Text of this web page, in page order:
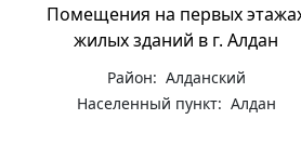
Помещения на первых
жилых зданий в г. Алдан
Район: Алданский
Населенный пункт: Алдан